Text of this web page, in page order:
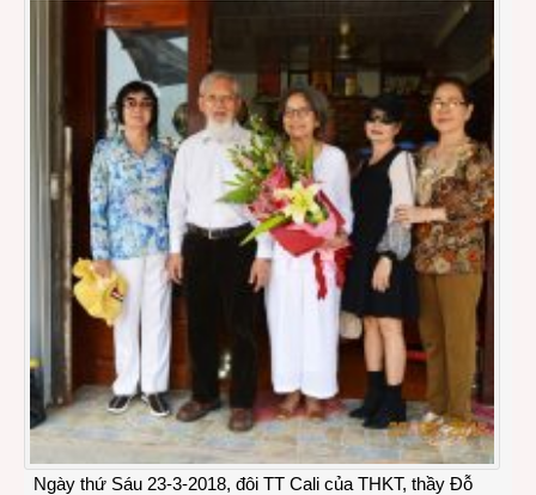
Ngày thứ Sáu 23-3-2018, đôi TT Cali của THKT, thầy Đỗ